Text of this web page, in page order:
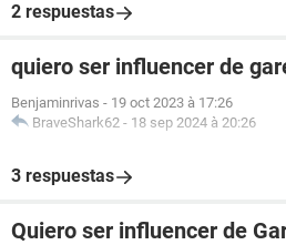
2 respuestas
quiero ser influencer de
Benjaminrivas - 19 oct 2023 à 17:26
BraveShark62 - 18 sep 2024 à 20:26
3 respuestas
Quiero ser influencer de